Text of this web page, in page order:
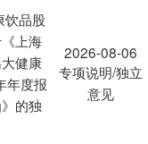
饮品股
上海
健康
年度报
的独
2026-08-06
专项说明/独立
意见